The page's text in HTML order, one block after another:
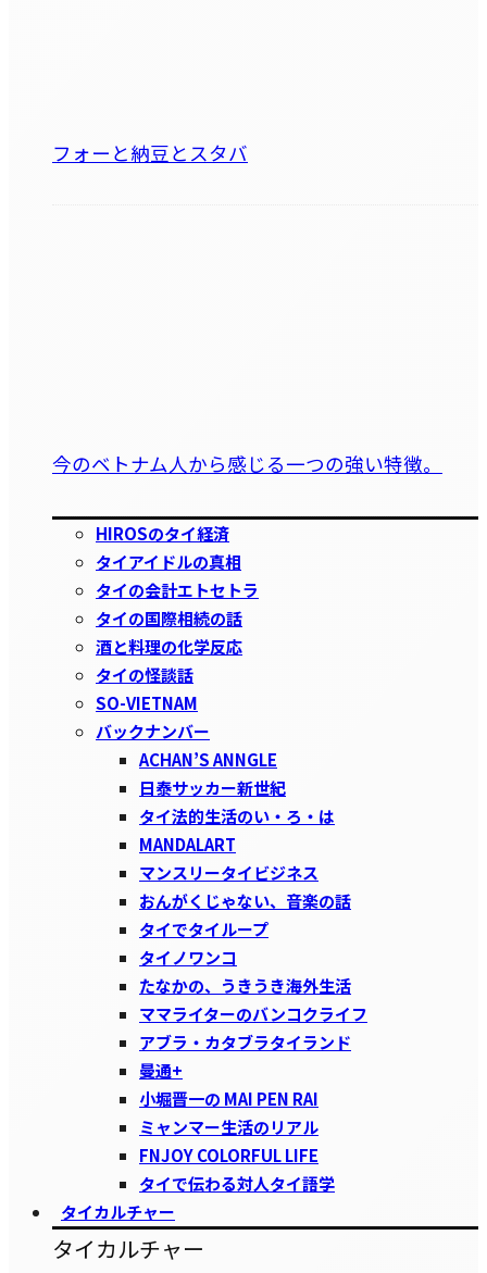
フォーと納豆とスタバ
今のベトナム人から感じる一つの強い特徴。
HIROSのタイ経済
タイアイドルの真相
タイの会計エトセトラ
タイの国際相続の話
酒と料理の化学反応
タイの怪談話
SO-VIETNAM
バックナンバー
ACHAN’S ANNGLE
日泰サッカー新世紀
タイ法的生活のい・ろ・は
MANDALART
マンスリータイビジネス
おんがくじゃない、音楽の話
タイでタイループ
タイノワンコ
たなかの、うきうき海外生活
ママライターのバンコクライフ
アブラ・カタブラタイランド
曼通+
小堀晋一の MAI PEN RAI
ミャンマー生活のリアル
FNJOY COLORFUL LIFE
タイで伝わる対人タイ語学
タイカルチャー
タイカルチャー